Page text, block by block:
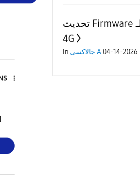
تحديث Firmware لـ A06
4G
in جالاكسى A 04-14-2026